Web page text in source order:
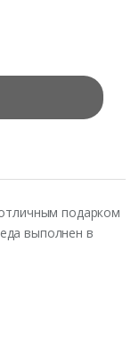
подарком
выполнен в